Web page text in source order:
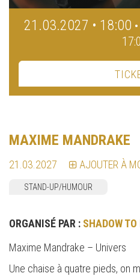
21.03.2027 • 18:00
MAXIME MANDRAKE
21.03.2027 AJOUTER À
STAND-UP/HUMOUR
ORGANISÉ PAR : SHADOW
Maxime Mandrake – Univers
Une chaise à quatre pieds, on